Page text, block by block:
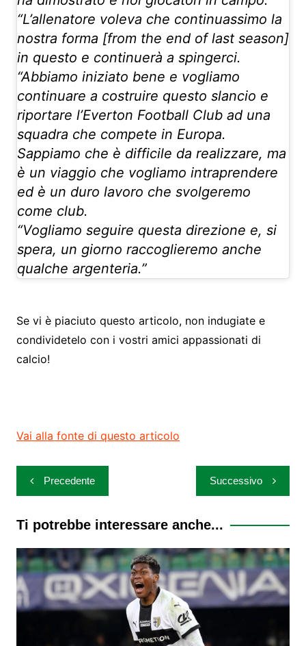
“L’allenatore voleva che continuassimo la
nostra forma [from the end of last season]
in questo e continuerà a spingerci.
“Abbiamo iniziato bene e vogliamo
continuare a costruire questo slancio e
riportare l’Everton Football Club ad una
squadra che compete in Europa.
Sappiamo che è difficile da realizzare, ma
è un viaggio che vogliamo intraprendere
ed è un duro lavoro che svolgeremo
come club.
“Vogliamo seguire questa direzione e, si
spera, un giorno raccoglieremo anche
qualche argenteria.”
Se vi è piaciuto questo articolo, non indugiate e
condividetelo con i vostri amici appassionati di
calcio!
Vai alla fonte di questo articolo
Navigazione
articoli
Precedente Successivo
Ti potrebbe interessare anche...